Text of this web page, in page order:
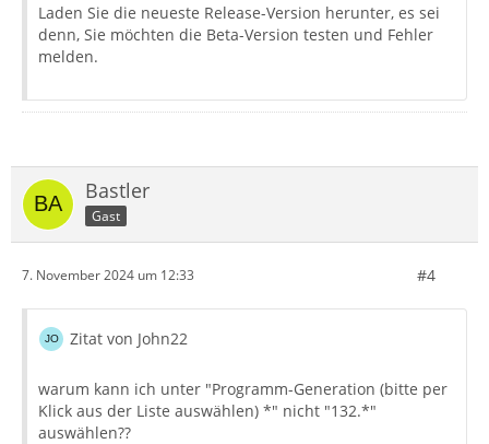
Laden Sie die neueste Release-Version herunter, es sei
denn, Sie möchten die Beta-Version testen und Fehler
melden.
Bastler
Gast
7. November 2024 um 12:33 #4
Zitat von John22
warum kann ich unter "Programm-Generation (bitte per
Klick aus der Liste auswählen) *" nicht "132.*"
auswählen??